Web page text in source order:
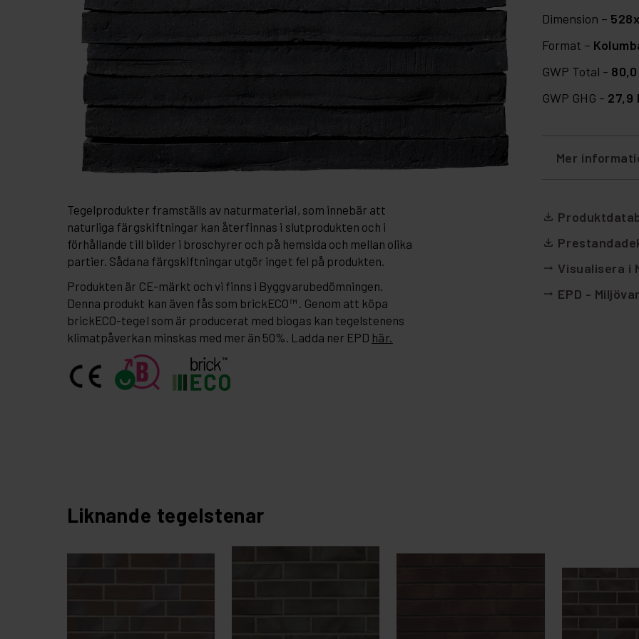
Tegelprodukter framställs av naturmaterial, som innebär att
naturliga färgskiftningar kan återfinnas i slutprodukten och i
förhållande till bilder i broschyrer och på hemsida och mellan olika
partier. Sådana färgskiftningar utgör inget fel på produkten.
Produkten är CE-märkt och vi finns i Byggvarubedömningen.
Denna produkt kan även fås som brickECO™ . Genom att köpa
brickECO-tegel som är producerat med biogas kan tegelstenens
klimatpåverkan minskas med mer än 50%. Ladda ner EPD här.
Dimension –
Format –
GWP Total -
GWP GHG - 27,9
Mer
file_download
file_download
arrow_right_alt Visualisera i
arrow_right_alt EPD -
Liknande tegelstenar